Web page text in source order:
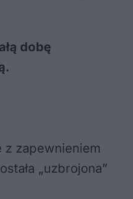
dobę
z zapewnieniem
„uzbrojona”